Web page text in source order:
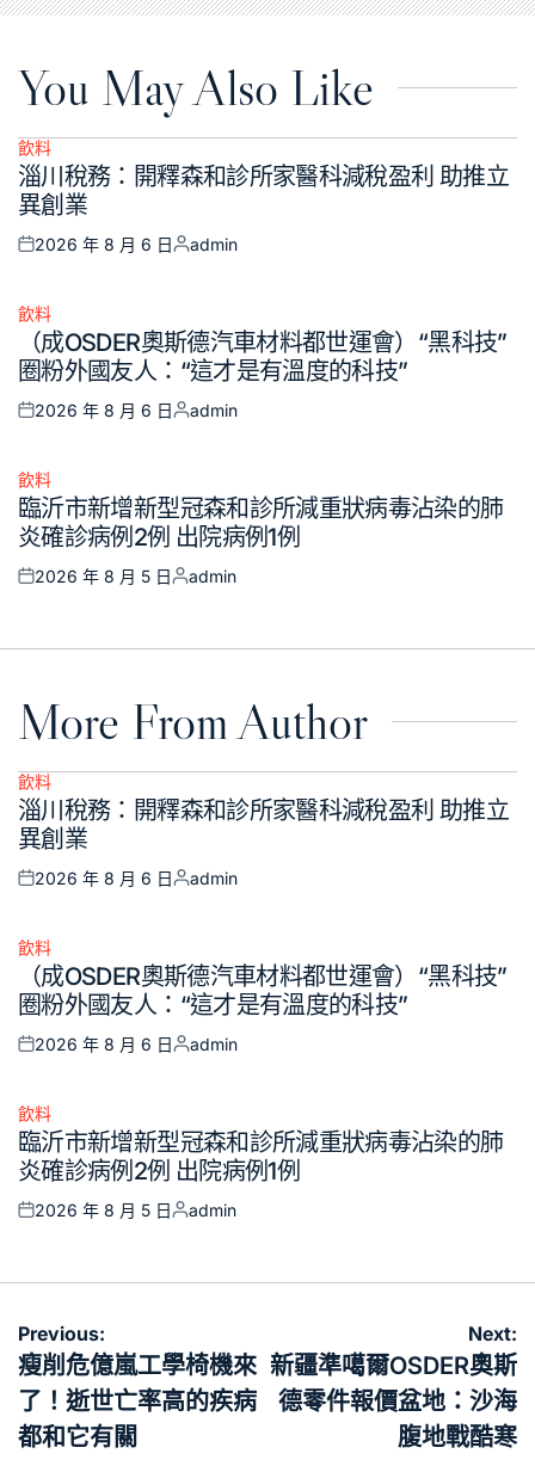
You May Also Like
Posted
in
飲料
淄川稅務：開釋森和診所家醫科減稅盈利 助推立
異創業
Posted
2026 年 8 月 6 日
Posted
admin
Posted
飲料
（成OSDER奧斯德汽車材料都世運會）“黑科技”
圈粉外國友人：“這才是有溫度的科技”
Posted
2026 年 8 月 6 日
Posted
admin
Posted
in
飲料
臨沂市新增新型冠森和診所減重狀病毒沾染的肺
炎確診病例2例 出院病例1例
Posted
2026 年 8 月 5 日
Posted
admin
More From Author
Posted
in
飲料
淄川稅務：開釋森和診所家醫科減稅盈利 助推立
異創業
Posted
2026 年 8 月 6 日
Posted
admin
Posted
飲料
（成OSDER奧斯德汽車材料都世運會）“黑科技”
圈粉外國友人：“這才是有溫度的科技”
Posted
2026 年 8 月 6 日
Posted
admin
Posted
in
飲料
臨沂市新增新型冠森和診所減重狀病毒沾染的肺
炎確診病例2例 出院病例1例
Posted
2026 年 8 月 5 日
Posted
admin
文
章
導
覽
Previous:
瘦削危億嵐工學椅機來
了！逝世亡率高的疾病
都和它有關
Next:
新疆準噶爾OSDER奧斯
德零件報價盆地：沙海
腹地戰酷寒